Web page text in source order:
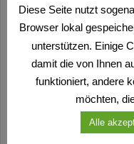
Mit Freude
Events
Diese Seite nutzt
Browser lokal
unterstützen. Einige
damit die von Ihnen
funktioniert, andere
möchten,
Alle